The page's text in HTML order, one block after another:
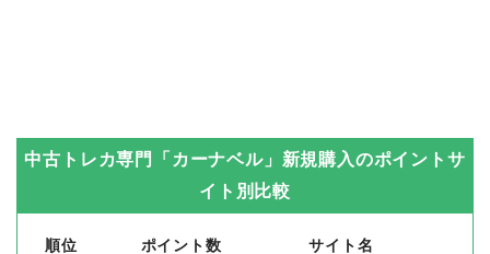
中古トレカ専門「カーナベル」新規購入のポイントサ
イト別比較
順位 ポイント数 サイト名